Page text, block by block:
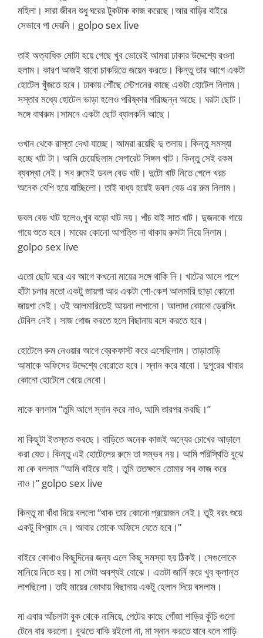
মহিলা। সারা জীবন শুধু ঘরের টুকটাক কাজ করেছে।আর বাড়ির বাইরে
সেভাবে পা দেয়নি। golpo sex live
তাই অত্যাধিক মোটা হয়ে গেছে খুব ভোরেই আমরা ঢাকার উদ্দেশ্যে রওনা
হলাম। কারণ আজই যাবো চাকরিতে জয়েন করতে। কিন্তু তার আগে একটা
হোটেল খুঁজতে হবে। ঢাকায় পৌঁছে স্টেশনের কাছে একটা হোটেল নিলাম।
সস্তার মধ্যে হোটেল ভাড়া হলেও পরিষ্কার পরিচ্ছন্ন আছে। ঘরটা ছোট।
সঙ্গে বাথরুম।সামনে একটা ছোট ব্যালকনি আছে।
ওখান থেকে রাস্তা দেখা যাচ্ছে। আমরা রয়েছি দু তলায়। কিন্তু সমস্যা
হচ্ছে খাট টা। আমি চেয়েছিলাম সেপারেট সিঙ্গল খাট। কিন্তু সেই রকম
ব্যবস্থা নেই। সব রুমেই ডবল বেড খাট। দুটো খাট নিতে গেলে খরচ
অনেক বেশি হয়ে যাচ্ছিলো। তাই বাধ্য হয়েই ডবল বেড এর রুম নিলাম।
ডবল বেড খাট হলেও,খুব বড়ো খাট নয়। পাঁচ বাই সাত খাট। দুজনকে গায়ে
গায়ে শুতে হবে। মায়ের কোনো আপত্তি না থাকায় রুমটা নিয়ে নিলাম।
golpo sex live
এতো ছোট ঘরে এর আগে কখনো মায়ের সঙ্গে থাকি নি। খাটের আসে পাশে
হাঁটা চলার মতো একটু জায়গা আর একটা শো-কেশ আলমারি ছাড়া কোনো
জায়গা নেই। ওই আলমারিতেই আয়না লাগানো। আলাদা কোনো ড্রেসিং
টেবিল নেই। সাজ গোজ করতে হলে বিছানায় বসে করতে হবে।
হোটেলে রুম নেওয়ার আগে ব্রেকফাস্ট করে এসেছিলাম। তাড়াতাড়ি
আমাকে অফিসের উদ্দেশ্যে বেরোতে হবে। স্নান করে যাবো। দুপুরের খাবার
কোনো হোটেলে খেয়ে নেবো।
মাকে বললাম “তুমি আগে স্নান করে নাও, আমি তারপর করছি।”
মা কিছুটা ইতস্তত করছে। বাড়িতে অনেক কাজই অন্যের চোখের আড়ালে
করা যেত। কিন্তু এই হোটেলের রুমে তা সম্ভব নয়। আমি পরিস্থিতি বুঝে
মা কে বললাম “আমি বাইরে যাই। তুমি ততক্ষনে তোমার সব কাজ করে
নাও।” golpo sex live
কিন্তু মা বাঁধা দিয়ে বললো “থাক তার কোনো প্রয়োজন নেই। তুই বরং শুয়ে
একটু বিশ্রাম নে। আবার তোকে অফিসে যেতে হবে।”
বাইরে কোথাও কিছুদিনের জন্য এলে কিছু সমস্যা হয় ঠিকই। সেগুলোকে
মানিয়ে নিতে হয়। মা সেটা অবশ্যই বোঝে। এতটা জার্নি করে খুব ক্লান্ত
লাগছিলো। তাই মায়ের কোথায় বিছানায় একটু হেলান দিয়ে বসলাম।
মা এবার আঁচলটা বুক থেকে নামিয়ে, পেটের কাছে গোঁজা শাড়ির কুঁচি গুলো
টেনে বার করলো। বুঝতে বাকি রইলো না, মা স্নান করতে যাবে বলে শাড়ি